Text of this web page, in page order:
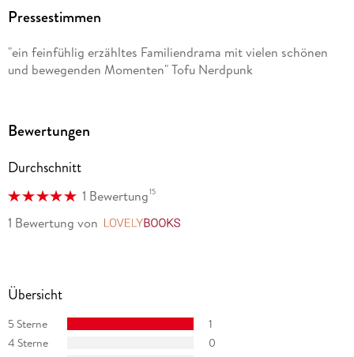
Pressestimmen
"ein feinfühlig erzähltes Familiendrama mit vielen schönen
und bewegenden Momenten" Tofu Nerdpunk
Bewertungen
Durchschnitt
1 Bewertung15
1 Bewertung von
Übersicht
5 Sterne
1
4 Sterne
0